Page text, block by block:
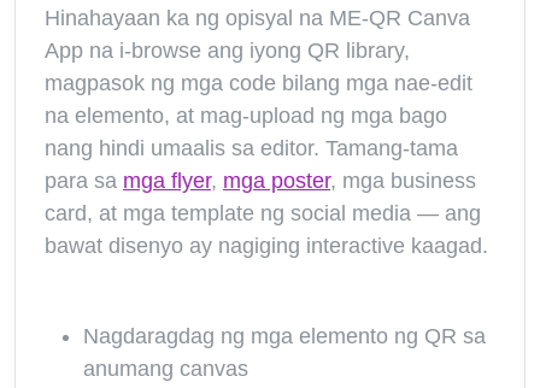
Hinahayaan ka ng opisyal na ME-QR Canva
App na i-browse ang iyong QR library,
magpasok ng mga code bilang mga nae-edit
na elemento, at mag-upload ng mga bago
nang hindi umaalis sa editor. Tamang-tama
para sa mga flyer, mga poster, mga business
card, at mga template ng social media — ang
bawat disenyo ay nagiging interactive kaagad.
Nagdaragdag ng mga elemento ng QR sa
anumang canvas